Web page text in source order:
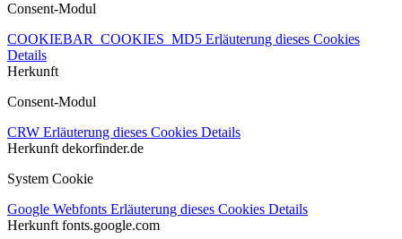
Consent-Modul
COOKIEBAR_COOKIES_MD5 Erläuterung dieses Cookies
Details
Herkunft
Consent-Modul
CRW Erläuterung dieses Cookies Details
Herkunft dekorfinder.de
System Cookie
Google Webfonts Erläuterung dieses Cookies Details
Herkunft fonts.google.com